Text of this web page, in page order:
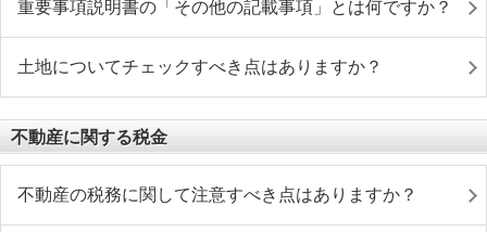
重要事項説明書の「その他の記載事項」とは何ですか？
土地についてチェックすべき点はありますか？
不動産に関する税金
不動産の税務に関して注意すべき点はありますか？